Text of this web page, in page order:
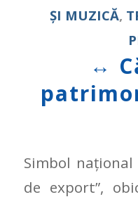
ȘI MUZICĂ,
↔
Simbol
de export”,